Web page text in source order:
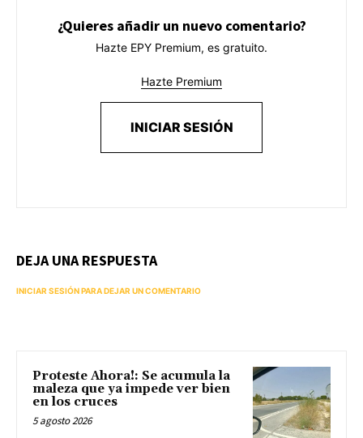
¿Quieres añadir un nuevo comentario?
Hazte EPY Premium, es gratuito.
Hazte Premium
INICIAR SESIÓN
DEJA UNA RESPUESTA
INICIAR SESIÓN PARA DEJAR UN COMENTARIO
Proteste Ahora!: Se acumula la
maleza que ya impede ver bien
en los cruces
5 agosto 2026